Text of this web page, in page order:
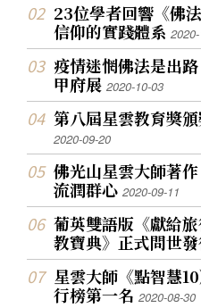
23位學者回響《佛
信仰的實踐體系
疫情迷惘佛法是出
甲府展2020-10-03
第八屆星雲教育獎
2020-09-20
佛光山星雲大師著
流潤群心2020-09-11
葡英雙語版《獻給
教寶典》正式問世
星雲大師《點智慧
行榜第一名2020-08-30